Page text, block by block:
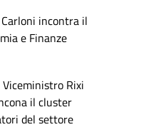
incontra il
e Finanze
Rixi
il cluster
del settore